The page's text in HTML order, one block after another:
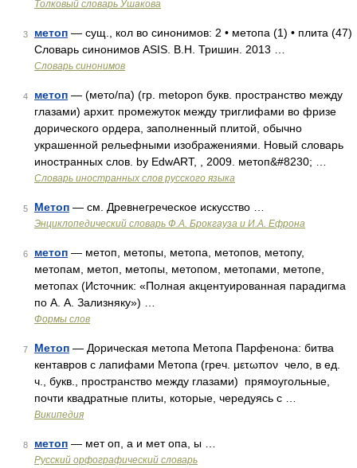
Толковый словарь Ушакова
3 метоп — сущ., кол во синонимов: 2 • метопа (1) • плита (47)
Словарь синонимов ASIS. В.Н. Тришин. 2013 …
Словарь синонимов
4 метоп — (мето/па) (гр. metopon букв. пространство между
глазами) архит. промежуток между триглифами во фризе
дорического ордера, заполненный плитой, обычно
украшенной рельефными изображениями. Новый словарь
иностранных слов. by EdwART, , 2009. метоп&#8230; …
Словарь иностранных слов русского языка
5 Метоп — см. Древнегреческое искусство …
Энциклопедический словарь Ф.А. Брокгауза и И.А. Ефрона
6 метоп — метоп, метопы, метопа, метопов, метопу,
метопам, метоп, метопы, метопом, метопами, метопе,
метопах (Источник: «Полная акцентуированная парадигма
по А. А. Зализняку») …
Формы слов
7 Метоп — Дорическая метопа Метопа Парфенона: битва
кентавров с лапифами Метопа (греч. μετωπον чело, в ед.
ч., букв., пространство между глазами) прямоугольные,
почти квадратные плиты, которые, чередуясь с …
Википедия
8 метоп — мет оп, а и мет опа, ы …
Русский орфографический словарь